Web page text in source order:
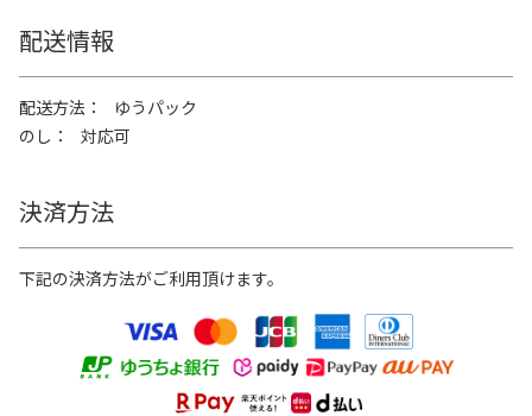
配送情報
配送方法
ゆうパック
のし
対応可
決済方法
下記の決済方法がご利用頂けます。